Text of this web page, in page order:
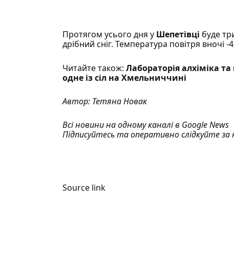
Протягом усього дня у Шепетівці буде
дрібний сніг. Температура повітря вночі -
Читайте також: Лабораторія алхіміка
одне із сіл на Хмельниччині
Автор: Тетяна Новак
Всі новини на одному каналі в Google News
Підписуйтесь та оперативно слідкуйте
Source link